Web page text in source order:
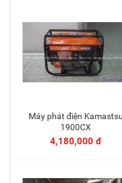
Thêm vào giỏ
Máy phát điện Kamastsu
1900CX
4,180,000 đ